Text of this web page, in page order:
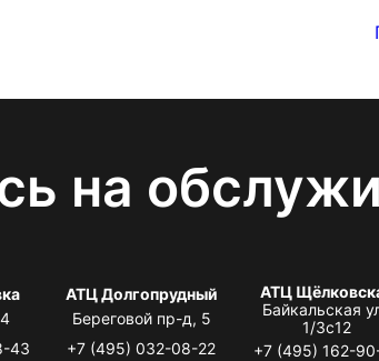
на
43
АТЦ Долгопрудный
Береговой пр-д, 5
+7 (495) 032-08-22
АТЦ
Байкальская
1/3с12
+7 (495) 162-